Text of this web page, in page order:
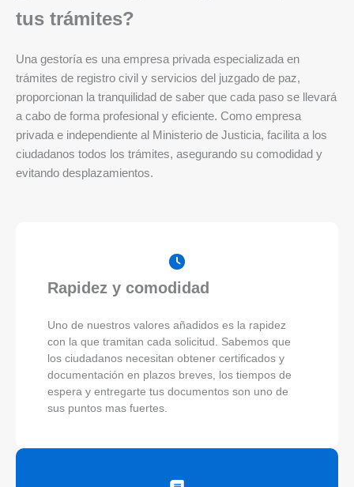
tus trámites?
Una gestoría es una empresa privada especializada en
trámites de registro civil y servicios del juzgado de paz,
proporcionan la tranquilidad de saber que cada paso se llevará
a cabo de forma profesional y eficiente. Como empresa
privada e independiente al Ministerio de Justicia, facilita a los
ciudadanos todos los trámites, asegurando su comodidad y
evitando desplazamientos.
Rapidez y comodidad
Uno de nuestros valores añadidos es la rapidez
con la que tramitan cada solicitud. Sabemos que
los ciudadanos necesitan obtener certificados y
documentación en plazos breves, los tiempos de
espera y entregarte tus documentos son uno de
sus puntos mas fuertes.